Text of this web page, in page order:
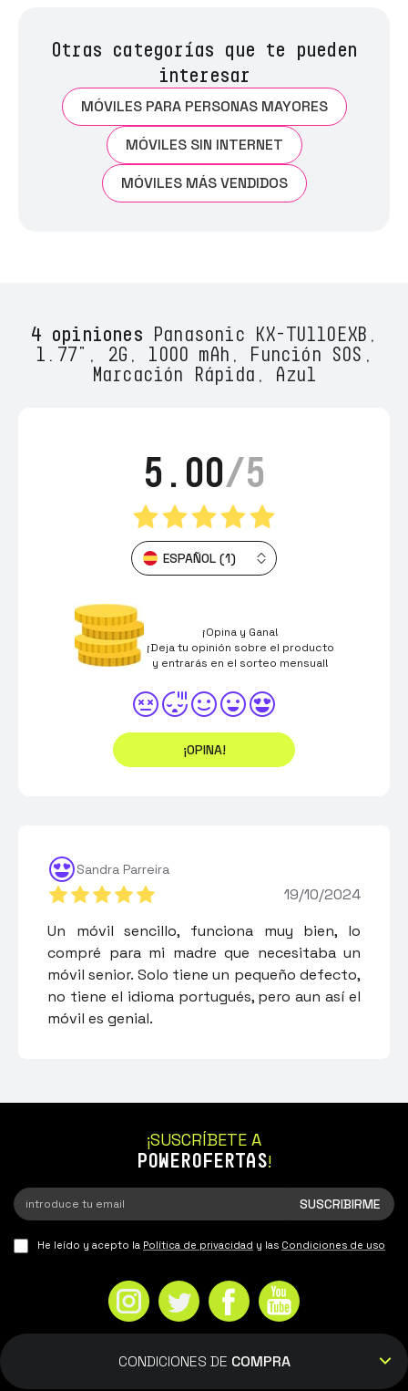
Otras categorías que te pueden
interesar
MÓVILES PARA PERSONAS MAYORES
MÓVILES SIN INTERNET
MÓVILES MÁS VENDIDOS
4 opiniones Panasonic KX-TU110EXB,
1.77", 2G, 1000 mAh, Función SOS,
Marcación Rápida, Azul
5.00/5
ESPAÑOL (1)
¡Opina y Gana!
¡Deja tu opinión sobre el producto
y entrarás en el sorteo mensual!
¡OPINA!
Sandra Parreira
19/10/2024
Un móvil sencillo, funciona muy bien, lo
compré para mi madre que necesitaba un
móvil senior. Solo tiene un pequeño defecto,
no tiene el idioma portugués, pero aun así el
móvil es genial.
¡SUSCRÍBETE A
POWEROFERTAS!
He leído y acepto la Política de privacidad y las Condiciones de uso
CONDICIONES DE COMPRA